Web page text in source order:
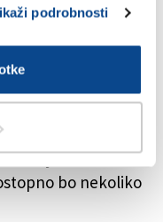
podrobnosti
V popoldanskih
zato bo nekaj
izključiti kakšne
da bo
tudi drugod.
jasno vreme z
bo nekoliko